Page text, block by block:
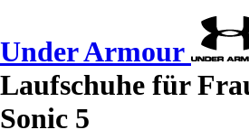
Under Armour
Laufschuhe für
Sonic 5